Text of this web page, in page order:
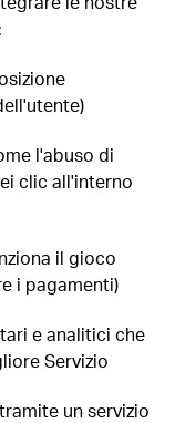
l'abuso di
clic all'interno
il gioco
i pagamenti)
e analitici che
Servizio
un servizio